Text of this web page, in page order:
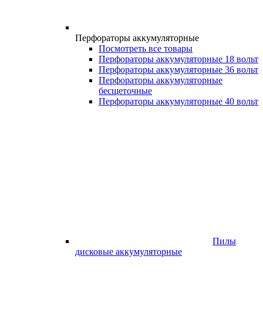
Перфораторы аккумуляторные
Посмотреть все товары
Перфораторы аккумуляторные 18 вольт
Перфораторы аккумуляторные 36 вольт
Перфораторы аккумуляторные
бесщеточные
Перфораторы аккумуляторные 40 вольт
Пилы
дисковые аккумуляторные